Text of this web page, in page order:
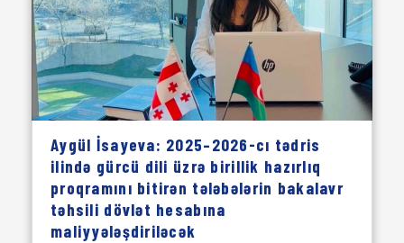
Aygül İsayeva: 2025–2026-cı tədris
ilində gürcü dili üzrə birillik hazırlıq
proqramını bitirən tələbələrin bakalavr
təhsili dövlət hesabına
maliyyələşdiriləcək